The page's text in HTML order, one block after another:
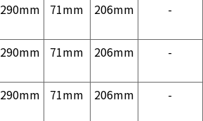
290mm 71mm 206mm -
290mm 71mm 206mm -
290mm 71mm 206mm -